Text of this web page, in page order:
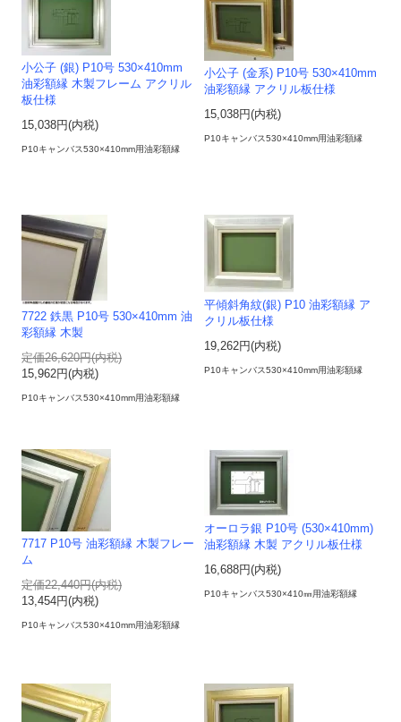
小公子 (銀) P10号 530×410mm
油彩額縁 木製フレーム アクリル
板仕様
15,038円(内税)
P10キャンバス530×410mm用油彩額縁
小公子 (金系) P10号 530×410mm
油彩額縁 アクリル板仕様
15,038円(内税)
P10キャンバス530×410mm用油彩額縁
7722 鉄黒 P10号 530×410mm 油
彩額縁 木製
定価26,620円(内税)
15,962円(内税)
P10キャンバス530×410mm用油彩額縁
平傾斜角紋(銀) P10 油彩額縁 ア
クリル板仕様
19,262円(内税)
P10キャンバス530×410mm用油彩額縁
7717 P10号 油彩額縁 木製フレー
ム
定価22,440円(内税)
13,454円(内税)
P10キャンバス530×410mm用油彩額縁
オーロラ銀 P10号 (530×410mm)
油彩額縁 木製 アクリル板仕様
16,688円(内税)
P10キャンバス530×410㎜用油彩額縁